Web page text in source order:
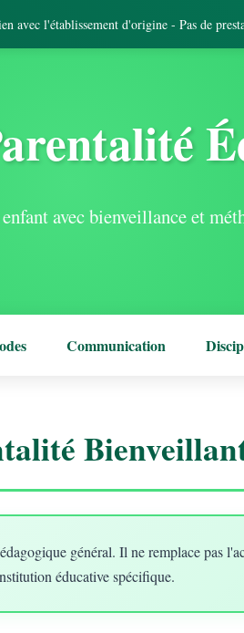
l'établissement d'origine - Pas de
avec bienveillance et
Communication
général. Il ne remplace pas
éducative spécifique.